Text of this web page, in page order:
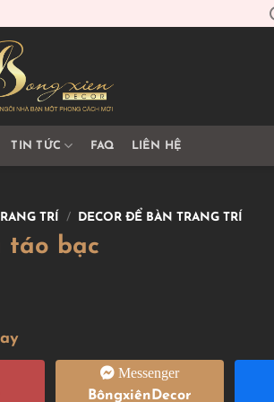
TIN TỨC FAQ LIÊN HỆ
TRÍ / DECOR ĐỂ BÀN TRANG TRÍ
táo bạc
Messenger
BôngxiênDecor